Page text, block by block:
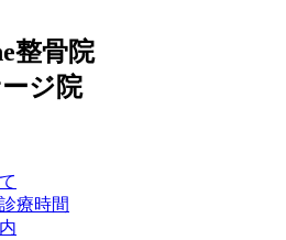
整骨院
ジ院
療時間